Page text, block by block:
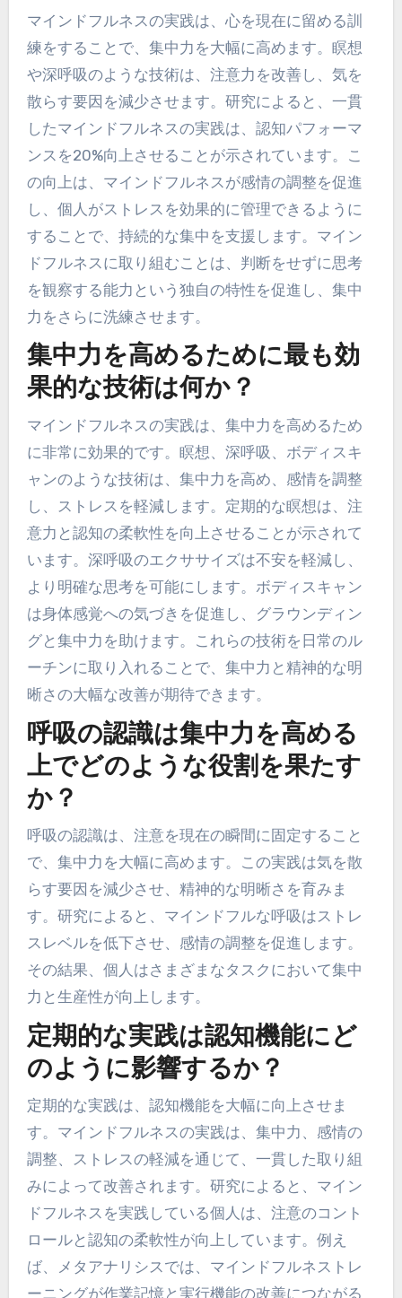
マインドフルネスの実践は、心を現在に留める訓
練をすることで、集中力を大幅に高めます。瞑想
や深呼吸のような技術は、注意力を改善し、気を
散らす要因を減少させます。研究によると、一貫
したマインドフルネスの実践は、認知パフォーマ
ンスを20%向上させることが示されています。こ
の向上は、マインドフルネスが感情の調整を促進
し、個人がストレスを効果的に管理できるように
することで、持続的な集中を支援します。マイン
ドフルネスに取り組むことは、判断をせずに思考
を観察する能力という独自の特性を促進し、集中
力をさらに洗練させます。
集中力を高めるために最も効
果的な技術は何か？
マインドフルネスの実践は、集中力を高めるため
に非常に効果的です。瞑想、深呼吸、ボディスキ
ャンのような技術は、集中力を高め、感情を調整
し、ストレスを軽減します。定期的な瞑想は、注
意力と認知の柔軟性を向上させることが示されて
います。深呼吸のエクササイズは不安を軽減し、
より明確な思考を可能にします。ボディスキャン
は身体感覚への気づきを促進し、グラウンディン
グと集中力を助けます。これらの技術を日常のル
ーチンに取り入れることで、集中力と精神的な明
晰さの大幅な改善が期待できます。
呼吸の認識は集中力を高める
上でどのような役割を果たす
か？
呼吸の認識は、注意を現在の瞬間に固定すること
で、集中力を大幅に高めます。この実践は気を散
らす要因を減少させ、精神的な明晰さを育みま
す。研究によると、マインドフルな呼吸はストレ
スレベルを低下させ、感情の調整を促進します。
その結果、個人はさまざまなタスクにおいて集中
力と生産性が向上します。
定期的な実践は認知機能にど
のように影響するか？
定期的な実践は、認知機能を大幅に向上させま
す。マインドフルネスの実践は、集中力、感情の
調整、ストレスの軽減を通じて、一貫した取り組
みによって改善されます。研究によると、マイン
ドフルネスを実践している個人は、注意のコント
ロールと認知の柔軟性が向上しています。例え
ば、メタアナリシスでは、マインドフルネストレ
ーニングが作業記憶と実行機能の改善につながる